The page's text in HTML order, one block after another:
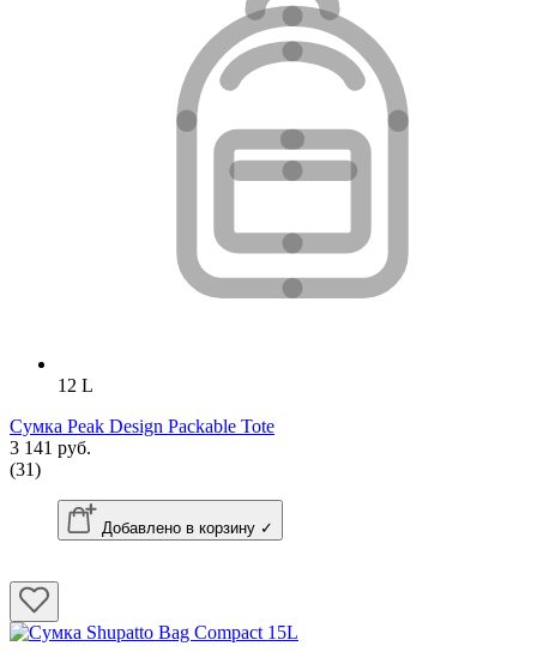
12 L
Сумка Peak Design Packable Tote
3 141 руб.
(31)
Добавлено в корзину ✓